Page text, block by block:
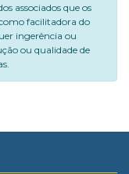
associados que os
facilitadora do
ingerência ou
ou qualidade de